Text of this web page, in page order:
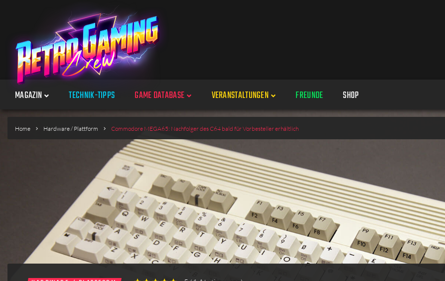
MAGAZIN TECHNIK-TIPPS GAME DATABASE
Genres
Perspektiven
Jahre
Plattformen
Firmen
Menschen
VERANSTALTUNGEN
Veranstaltung erstellen
Veranstaltungsorte
FREUNDE SHOP
Home Hardware / Plattform Commodore MEGA65: Nachfolger des C64 bald für Vorbesteller erhältlich